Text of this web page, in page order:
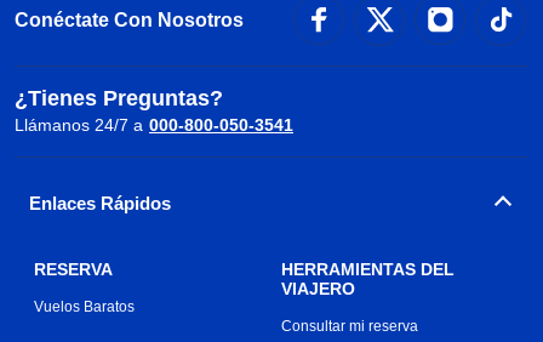
Conéctate Con Nosotros
¿Tienes Preguntas?
Llámanos 24/7 a 000-800-050-3541
Enlaces Rápidos
RESERVA
Vuelos Baratos
HERRAMIENTAS DEL
VIAJERO
Consultar mi reserva